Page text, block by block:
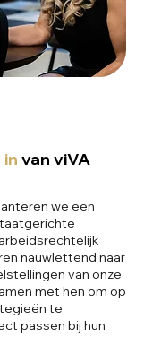
van viVA
we een
nauwlettend naar
van onze
met hen om op
te
passen bij hun